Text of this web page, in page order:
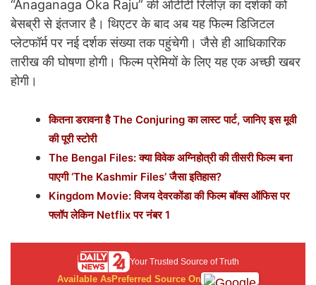
“Anaganaga Oka Raju” की ओटीटी रिलीज़ का दर्शकों को
बेसब्री से इंतजार है। थिएटर के बाद अब यह फिल्म डिजिटल
प्लेटफॉर्म पर नई दर्शक संख्या तक पहुंचेगी। जैसे ही आधिकारिक
तारीख की घोषणा होगी। फिल्म प्रेमियों के लिए यह एक अच्छी खबर
होगी।
कितना डरावना है The Conjuring का लास्ट पार्ट, जानिए इस मूवी
की पूरी स्टोरी
The Bengal Files: क्या विवेक अग्निहोत्री की तीसरी फिल्म बना
पाएगी ‘The Kashmir Files’ जैसा इतिहास?
Kingdom Movie: विजय देवरकोंडा की फिल्म बॉक्स ऑफिस पर
फ्लॉप लेकिन Netflix पर नंबर 1
Your Trusted Source of Truth
Available AsPreferred Source On